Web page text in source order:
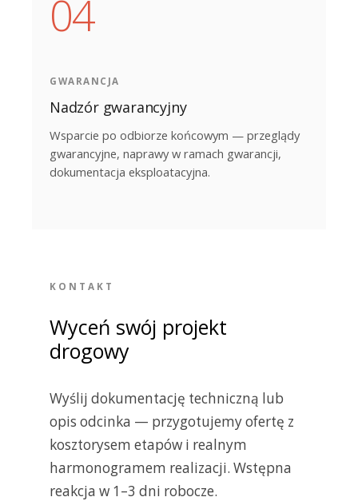
GWARANCJA
Nadzór gwarancyjny
Wsparcie po odbiorze końcowym — przeglądy
gwarancyjne, naprawy w ramach gwarancji,
dokumentacja eksploatacyjna.
KONTAKT
Wyceń swój projekt
drogowy
Wyślij dokumentację techniczną lub
opis odcinka — przygotujemy ofertę z
kosztorysem etapów i realnym
harmonogramem realizacji. Wstępna
reakcja w 1–3 dni robocze.